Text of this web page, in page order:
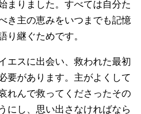
まりました。すべては自分た
き主の恵みをいつまでも記憶
り継ぐためです。
エスに出会い、救われた最初
要があります。主がよくして
れんで救ってくださったその
にし、思い出さなければなら